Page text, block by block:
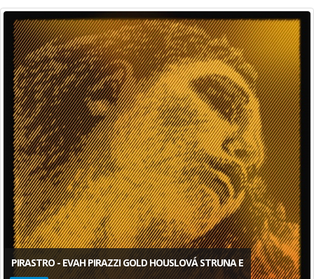
PIRASTRO - EVAH PIRAZZI GOLD HOUSLOVÁ STRUNA E